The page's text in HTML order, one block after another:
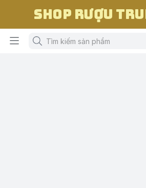
Shop Rượu